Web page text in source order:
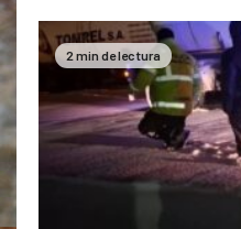
2 min de lectura